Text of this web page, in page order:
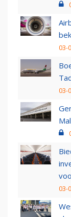
03-
03-
03-